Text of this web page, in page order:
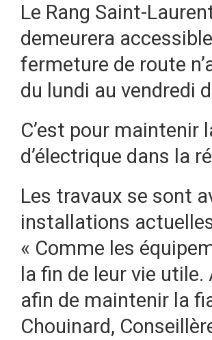
Le Rang Saint-
demeurera
fermeture de route
du lundi au vendredi
C’est pour maintenir
d’électrique dans la
Les travaux se sont
installations
« Comme les
la fin de leur vie
afin de maintenir la
Chouinard,